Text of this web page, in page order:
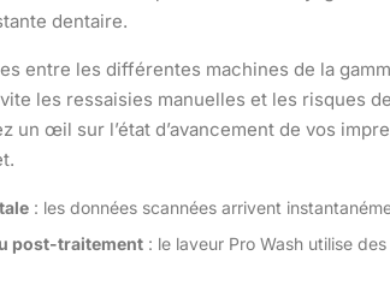
dentaire.
entre les différentes machines de la
les ressaisies manuelles et les risques
un œil sur l’état d’avancement de vos
: les données scannées arrivent
post-traitement : le laveur Pro Wash utilise